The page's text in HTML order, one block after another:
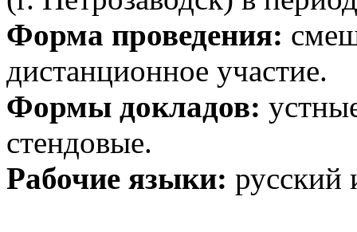
Форма проведения:
дистанционное участие.
Формы докладов:
стендовые.
Рабочие языки: русский